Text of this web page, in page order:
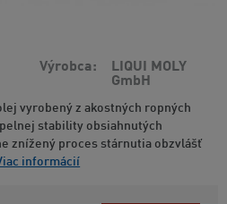
Výrobca
LIQUI MOLY
GmbH
vyrobený z akostných ropných
stability obsiahnutých
znížený proces stárnutia obzvlášť
informácií